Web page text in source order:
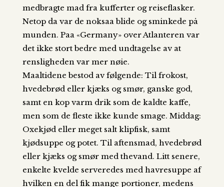
medbragte mad fra kufferter og reiseflasker.
Netop da var de noksaa blide og sminkede på
munden. Paa «Germany» over Atlanteren var
det ikke stort bedre med undtagelse av at
rensligheden var mer nøie.
Maaltidene bestod av følgende: Til frokost,
hvedebrød eller kjæks og smør, ganske god,
samt en kop varm drik som de kaldte kaffe,
men som de fleste ikke kunde smage. Middag:
Oxekjød eller meget salt klipfisk, samt
kjødsuppe og potet. Til aftensmad, hvedebrød
eller kjæks og smør med thevand. Litt senere,
enkelte kvelde serveredes med havresuppe af
hvilken en del fik mange portioner, medens